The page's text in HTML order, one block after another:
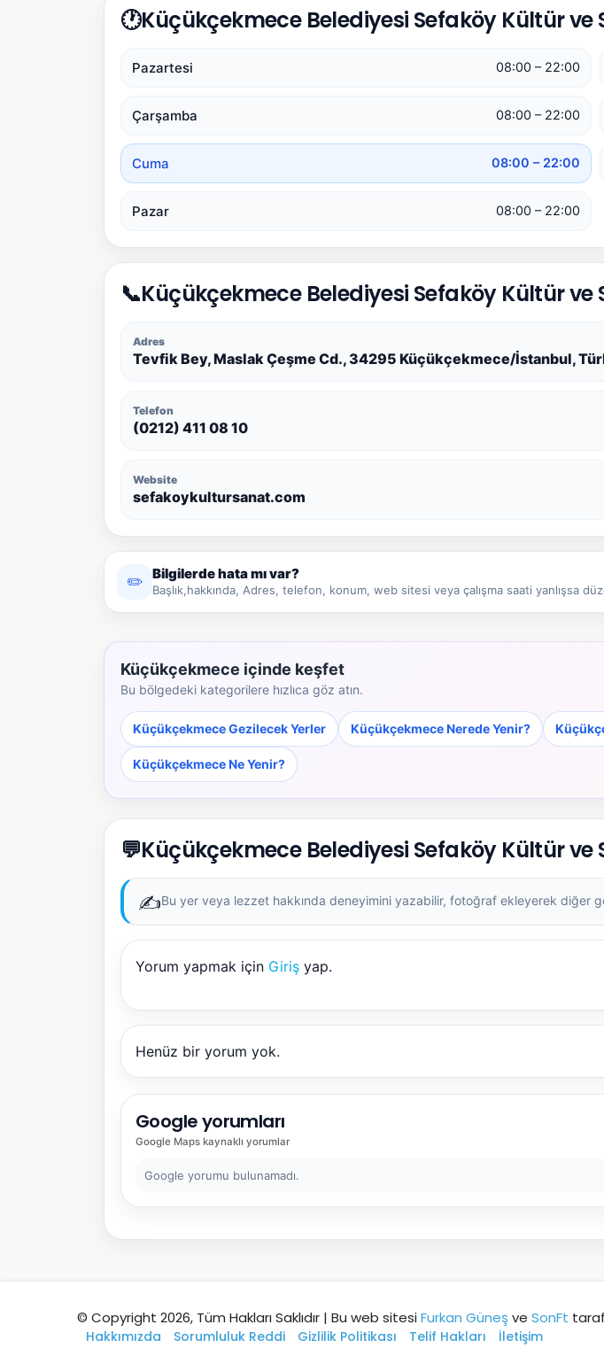
🕐Küçükçekmece Belediyesi Sefaköy Kültür ve
Pazartesi 08:00 – 22:00
Çarşamba 08:00 – 22:00
Cuma 08:00 – 22:00
Pazar 08:00 – 22:00
📞Küçükçekmece Belediyesi Sefaköy Kültür ve
Adres
Tevfik Bey, Maslak Çeşme Cd., 34295 Küçükçekmece/İstanbul,
Telefon
(0212) 411 08 10
Website
sefakoykultursanat.com
✏️ Bilgilerde hata mı var?
Başlık,hakkında, Adres, telefon, konum, web sitesi veya çalışma saati yanlışsa
Küçükçekmece içinde keşfet
Bu bölgedeki kategorilere hızlıca göz atın.
Küçükçekmece Gezilecek Yerler Küçükçekmece Nerede Yenir?
Küçükçekmece Ne Yenir?
💬Küçükçekmece Belediyesi Sefaköy Kültür ve
✍️Bu yer veya lezzet hakkında deneyimini yazabilir, fotoğraf ekleyerek diğer
Yorum yapmak için Giriş yap.
Henüz bir yorum yok.
Google yorumları
Google Maps kaynaklı yorumlar
Google yorumu bulunamadı.
© Copyright 2026, Tüm Hakları Saklıdır | Bu web sitesiFurkan Güneş ve SonFt
Hakkımızda Sorumluluk Reddi Gizlilik Politikası Telif Hakları İletişim